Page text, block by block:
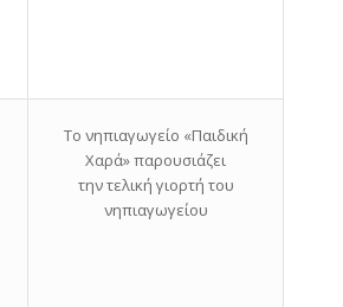
Το νηπιαγωγείο «Παιδική
Χαρά» παρουσιάζει
την τελική γιορτή του
νηπιαγωγείου